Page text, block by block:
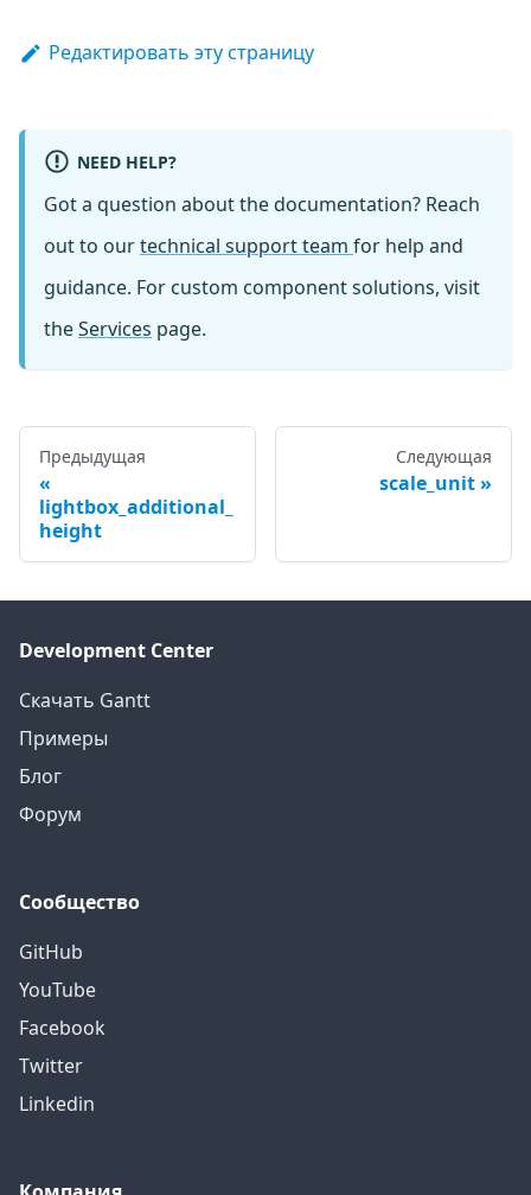
Редактировать эту страницу
NEED HELP?
Got a question about the documentation? Reach
out to ourtechnical support team for help and
guidance. For custom component solutions, visit
theServices page.
Предыдущая
lightbox_additional_
height
Следующая
scale_unit
Development Center
Скачать Gantt
Примеры
Блог
Форум
Сообщество
GitHub
YouTube
Facebook
Twitter
Linkedin